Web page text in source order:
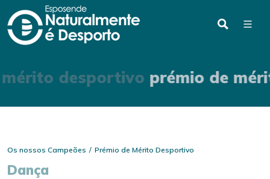
desportivo prémio de
Os nossos Campeões Prémio de Mérito Desportivo
Dança